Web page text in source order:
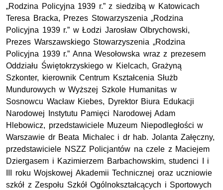
„Rodzina Policyjna 1939 r.” z siedzibą w Katowicach
Teresa Bracka, Prezes Stowarzyszenia „Rodzina
Policyjna 1939 r.” w Łodzi Jarosław Olbrychowski,
Prezes Warszawskiego Stowarzyszenia „Rodzina
Policyjna 1939 r.” Anna Wesołowska wraz z prezesem
Oddziału Świętokrzyskiego w Kielcach, Grażyną
Szkonter, kierownik Centrum Kształcenia Służb
Mundurowych w Wyższej Szkole Humanitas w
Sosnowcu Wacław Kiebes, Dyrektor Biura Edukacji
Narodowej Instytutu Pamięci Narodowej Adam
Hlebowicz, przedstawiciele Muzeum Niepodległości w
Warszawie dr Beata Michalec i dr hab. Jolanta Załęczny,
przedstawiciele NSZZ Policjantów na czele z Maciejem
Dziergasem i Kazimierzem Barbachowskim, studenci I i
III roku Wojskowej Akademii Technicznej oraz uczniowie
szkół z Zespołu Szkół Ogólnokształcących i Sportowych